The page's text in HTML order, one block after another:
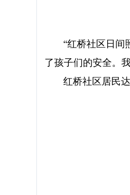
“红桥社区日间
了孩子们的安全。
红桥社区居民